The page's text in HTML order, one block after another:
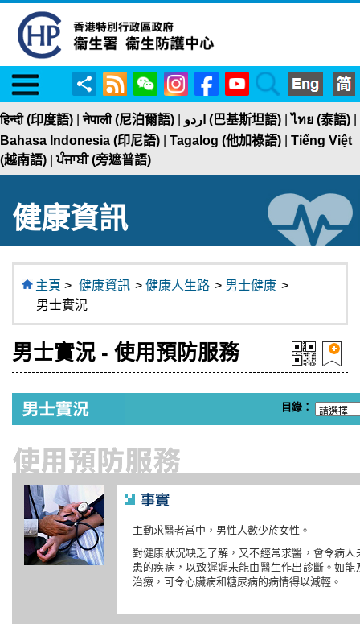
Menu
分
享
RSS WeChatInstagramFacebookYouTubeSearch
हिन्दी (印度語) |नेपाली (尼泊爾語) اردو (巴基斯坦語) |ไทย (泰語)
Bahasa Indonesia (印尼語)
Tagalog (他加祿語)
Tiếng Việt
(越南語) |ਪੰਜਾਬੀ (旁遮普語)
健康資訊
主頁 > 健康資訊 > 健康人生路 > 男士健康 >
男士實況
男士實況 - 使用預防服務
目錄：
主動求醫者當中，男性人數少於女性。
對健康狀況缺乏了解，又不經常求醫，會令病人
患的疾病，以致遲遲未能由醫生作出診斷。如能
治療，可令心臟病和糖尿病的病情得以減輕。